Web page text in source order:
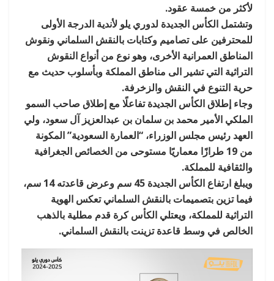
لأكثر من خمسة عقود.
وتشتمل الكأس الجديدة لدوري يلو لأندية الدرجة الأولى
للمحترفين على تصاميم وكتابات بالنقش السلماني ونقوش
المناطق العمرانية الأخرى، وهو نوع من أنواع النقوش
التراثية التي تشير الى مناطق المملكة وبأسلوب حديث مع
حرية التنوع في النقش والزخرفة.
وجاء إطلاق الكأس الجديدة تفاعلًا مع إطلاق صاحب السمو
الملكي الأمير محمد بن سلمان بن عبدالعزيز آل سعود، ولي
العهد رئيس مجلس الوزراء، “العمارة السعودية” المكونة
من 19 طرازًا معماريًا مستوحى من الخصائص الجغرافية
والثقافية للمملكة.
ويبلغ ارتفاع الكأس الجديدة 45 سم وعرض قاعدته 14 سم،
فيما تزين بتصميمات بالنقش السلماني تعكس الهوية
التراثية للمملكة، ويعتلي الكأس كرة قدم مطلية بالذهب
الخالص في وسط قاعدة تزينت بالنقش السلماني.